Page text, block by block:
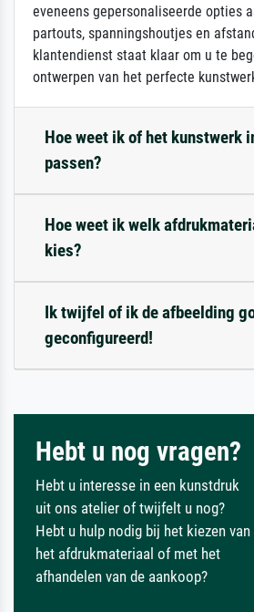
eveneens gepersonaliseerde opties
partouts, spanningshoutjes en
klantendienst staat klaar om u te
ontwerpen van het perfecte
Hoe weet ik of het kunstwerk
passen?
Hoe weet ik welk
kies?
Ik twijfel of ik de afbeelding
geconfigureerd!
Hebt u nog vragen?
Hebt u interesse in een kunstdruk
uit ons atelier of twijfelt u nog?
Hebt u hulp nodig bij het kiezen van
het afdrukmateriaal of met het
afhandelen van de aankoop?